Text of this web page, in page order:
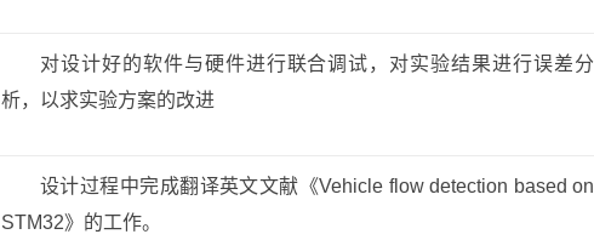
对设计好的软件与硬件进行联合调试，对实验结果进行误差分
析，以求实验方案的改进
设计过程中完成翻译英文文献《Vehicle flow detection based on
STM32》的工作。